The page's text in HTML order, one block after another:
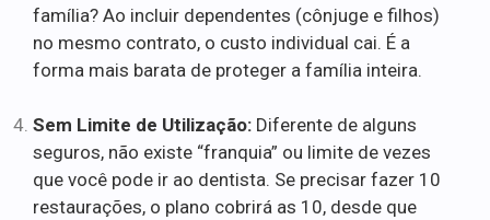
família? Ao incluir dependentes (cônjuge e filhos)
no mesmo contrato, o custo individual cai. É a
forma mais barata de proteger a família inteira.
Sem Limite de Utilização: Diferente de alguns
seguros, não existe “franquia” ou limite de vezes
que você pode ir ao dentista. Se precisar fazer 10
restaurações, o plano cobrirá as 10, desde que